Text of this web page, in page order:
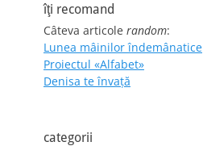
îţi recomand
Câteva articole random:
Lunea mâinilor îndemânatice
Proiectul «Alfabet»
Denisa te învaţă
categorii